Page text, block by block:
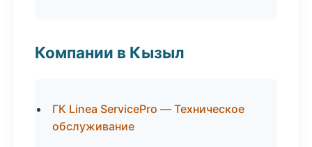
Компании в Кызыл
ГК Linea ServicePro — Техническое
обслуживание